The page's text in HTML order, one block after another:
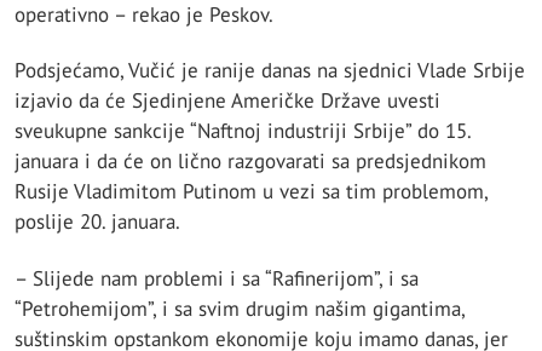
operativno – rekao je Peskov.
Podsjećamo, Vučić je ranije danas na sjednici Vlade Srbije
izjavio da će Sjedinjene Američke Države uvesti
sveukupne sankcije “Naftnoj industriji Srbije” do 15.
januara i da će on lično razgovarati sa predsjednikom
Rusije Vladimitom Putinom u vezi sa tim problemom,
poslije 20. januara.
– Slijede nam problemi i sa “Rafinerijom”, i sa
“Petrohemijom”, i sa svim drugim našim gigantima,
suštinskim opstankom ekonomije koju imamo danas, jer